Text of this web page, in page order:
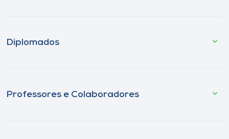
Diplomados
Professores e Colaboradores